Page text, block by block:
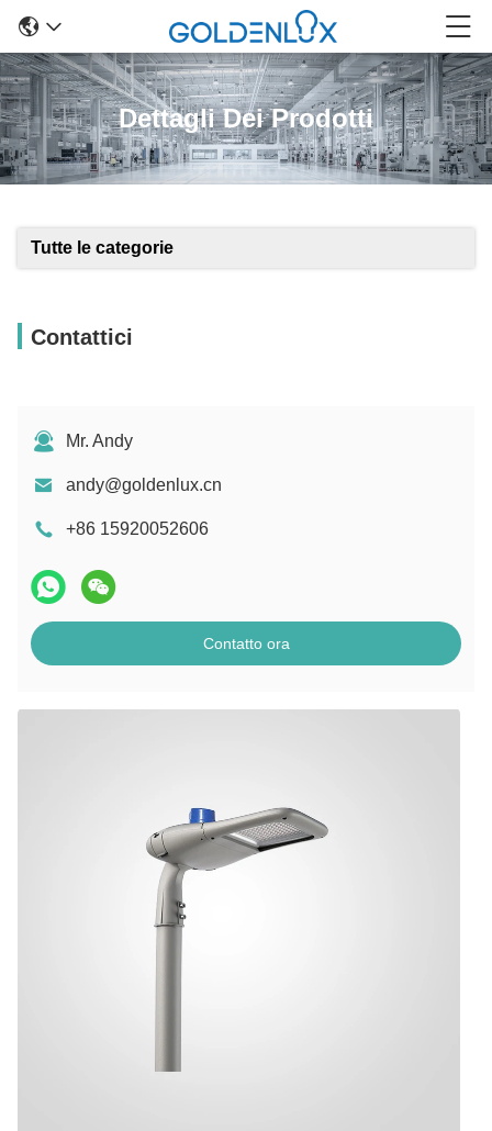
Dettagli Dei Prodotti
Tutte le categorie
Contattici
Mr. Andy
andy@goldenlux.cn
+86 15920052606
Contatto ora